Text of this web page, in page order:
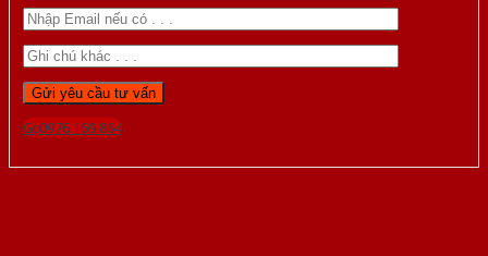
Gọi 0976.169.864